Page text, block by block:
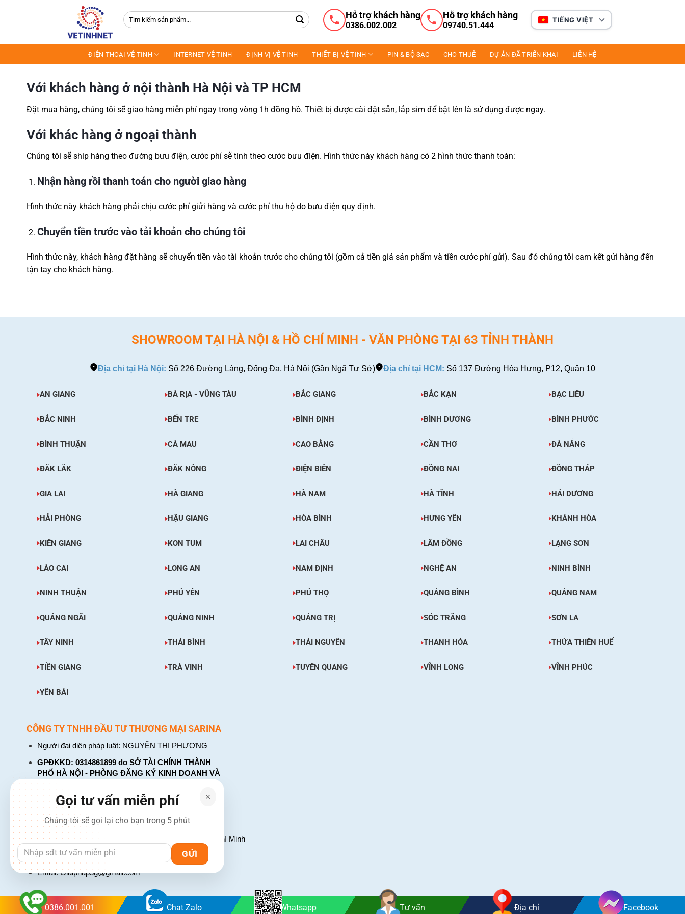
Tìm
kiếm:
Hỗ trợ khách hàng
0386.002.002
Hỗ trợ khách hàng
09740.51.444
TIẾNG VIỆT
ĐIỆN THOẠI VỆ TINH INTERNET VỆ TINH ĐỊNH VỊ VỆ TINH THIẾT BỊ VỆ TINH PIN & BỘ SẠC CHO THUÊ DỰ ÁN ĐÃ TRIỂN KHAI LIÊN HỆ
Với khách hàng ở nội thành Hà Nội và TP HCM
Đặt mua hàng, chúng tôi sẽ giao hàng miễn phí ngay trong vòng 1h đồng hồ. Thiết bị được cài đặt sẵn, lắp sim để bật lên là sử dụng được ngay.
Với khác hàng ở ngoại thành
Chúng tôi sẽ ship hàng theo đường bưu điện, cước phí sẽ tinh theo cước bưu điện. Hình thức này khách hàng có 2 hình thức thanh toán:
Nhận hàng rồi thanh toán cho người giao hàng
Hình thức này khách hàng phải chịu cước phí giửi hàng và cước phí thu hộ do bưu điện quy định.
Chuyển tiền trước vào tải khoản cho chúng tôi
Hình thức này, khách hàng đặt hàng sẽ chuyển tiền vào tài khoản trước cho chúng tôi (gồm cả tiền giá sản phẩm và tiền cước phí gửi). Sau đó chúng tôi cam kết gửi hàng đến
tận tay cho khách hàng.
SHOWROOM TẠI HÀ NỘI & HỒ CHÍ MINH - VĂN PHÒNG TẠI 63 TỈNH THÀNH
Địa chỉ tại Hà Nội: Số 226 Đường Láng, Đống Đa, Hà Nội (Gần Ngã Tư Sở) Địa chỉ tại HCM: Số 137 Đường Hòa Hưng, P12, Quận 10
AN GIANG BÀ RỊA - VŨNG TÀU BẮC GIANG BẮC KẠN BẠC LIÊU
BẮC NINH BẾN TRE BÌNH ĐỊNH BÌNH DƯƠNG BÌNH PHƯỚC
BÌNH THUẬN CÀ MAU CAO BẰNG CẦN THƠ ĐÀ NẴNG
ĐẮK LẮK ĐẮK NÔNG ĐIỆN BIÊN ĐỒNG NAI ĐỒNG THÁP
GIA LAI HÀ GIANG HÀ NAM HÀ TĨNH HẢI DƯƠNG
HẢI PHÒNG HẬU GIANG HÒA BÌNH HƯNG YÊN KHÁNH HÒA
KIÊN GIANG KON TUM LAI CHÂU LÂM ĐỒNG LẠNG SƠN
LÀO CAI LONG AN NAM ĐỊNH NGHỆ AN NINH BÌNH
NINH THUẬN PHÚ YÊN PHÚ THỌ QUẢNG BÌNH QUẢNG NAM
QUẢNG NGÃI QUẢNG NINH QUẢNG TRỊ SÓC TRĂNG SƠN LA
TÂY NINH THÁI BÌNH THÁI NGUYÊN THANH HÓA THỪA THIÊN HUẾ
TIỀN GIANG TRÀ VINH TUYÊN QUANG VĨNH LONG VĨNH PHÚC
YÊN BÁI
CÔNG TY TNHH ĐẦU TƯ THƯƠNG MẠI SARINA
Người đại diện pháp luật: NGUYỄN THỊ PHƯƠNG
GPĐKKD: 0314861899 do SỞ TÀI CHÍNH THÀNH
PHỐ HÀ NỘI - PHÒNG ĐĂNG KÝ KINH DOANH VÀ
ngày 26 tháng 01 năm 2018. Đăng ký thay đổi lần
thứ: 4, ngày 31 tháng 03 năm 2026
226 Đường Láng, Đống Đa, Hà Nội
137 Đường Hòa Hưng, Phường 12, Quận 10, TP. Hồ Chí Minh
Hotline: 1900 2106 - 0386 001 001
Email:Giaiphap3g@gmail.com
Gọi tư vấn miễn phí
Chúng tôi sẽ gọi lại cho bạn trong 5 phút
0386.001.001 Chat Zalo Whatsapp Tư vấn Địa chỉ Facebook